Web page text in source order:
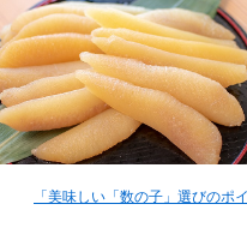
「美味しい「数の子」選びの